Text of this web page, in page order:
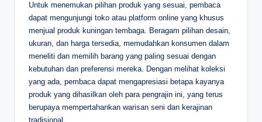
Untuk menemukan pilihan produk yang sesuai, pembaca
dapat mengunjungi toko atau platform online yang khusus
menjual produk kuningan tembaga. Beragam pilihan desain,
ukuran, dan harga tersedia, memudahkan konsumen dalam
meneliti dan memilih barang yang paling sesuai dengan
kebutuhan dan preferensi mereka. Dengan melihat koleksi
yang ada, pembaca dapat mengapresiasi betapa kayanya
produk yang dihasilkan oleh para pengrajin ini, yang terus
berupaya mempertahankan warisan seni dan kerajinan
tradisional.